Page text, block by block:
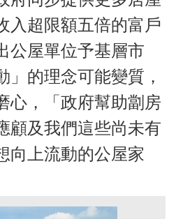
入超限額五倍的富戶
公屋單位予基層市
」的理念可能變質，
心，「政府幫助劏房
顧及我們這些尚未有
向上流動的公屋家